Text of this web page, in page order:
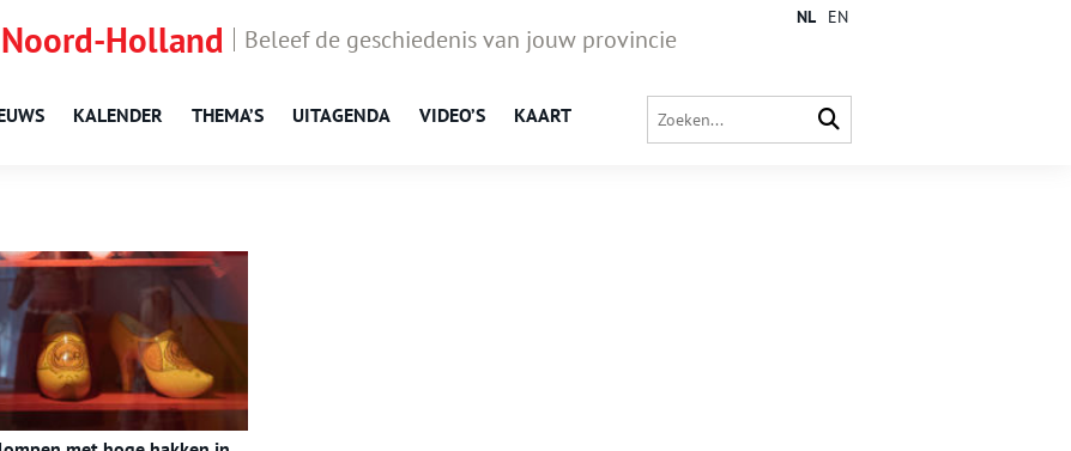
Holland Beleef de geschiedenis van jouw provincie
KALENDER THEMA’S UITAGENDA VIDEO’S KAART
NL EN